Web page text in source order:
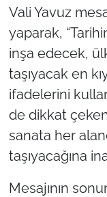
Vali Yavuz
yaparak,
inşa edecek,
taşıyacak en
ifadelerini
de dikkat
sanata her
taşıyacağına
Mesajının